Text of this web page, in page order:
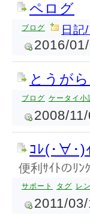
ペログ
ブログ 日記
2016/
とうが
ブログ ケータイ小
2008/
ｺﾚ(･∀･)
便利ｻｲﾄのﾘﾝ
サポート タグ レ
2011/